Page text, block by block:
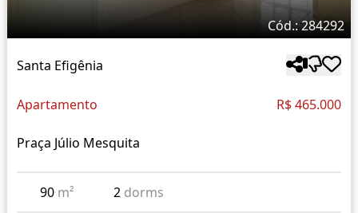
Cód.: 284292
Santa Efigênia
Apartamento R$ 465.000
Praça Júlio Mesquita
90 m² 2 dorms